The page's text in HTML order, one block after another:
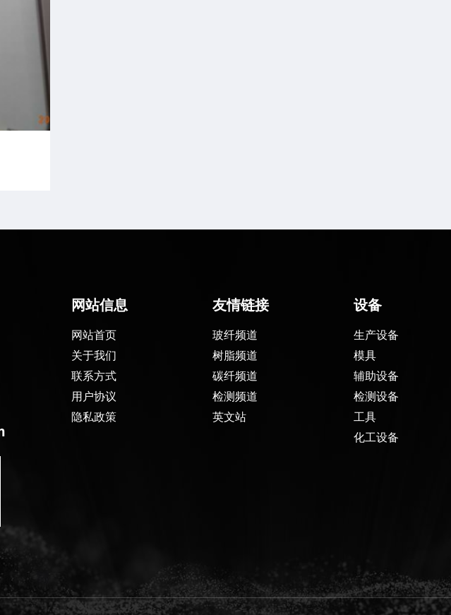
网站信息
网站首页
关于我们
联系方式
用户协议
隐私政策
友情链接
玻纤频道
树脂频道
碳纤频道
检测频道
英文站
设备
生产设备
模具
辅助设备
检测设备
工具
化工设备